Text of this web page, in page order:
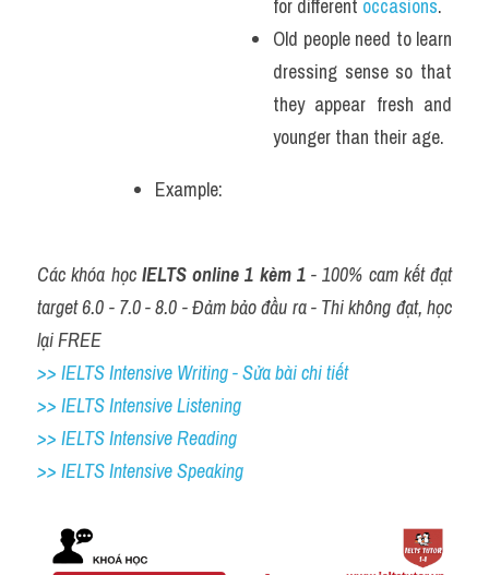
for different occasions.
Old people need to learn
dressing sense so that
they appear fresh and
younger than their age.
Example:
Các khóa học IELTS online 1 kèm 1 - 100% cam kết đạt
target 6.0 - 7.0 - 8.0 - Đảm bảo đầu ra - Thi không đạt, học
lại FREE
>> IELTS Intensive Writing - Sửa bài chi tiết
>> IELTS Intensive Listening
>> IELTS Intensive Reading
>> IELTS Intensive Speaking